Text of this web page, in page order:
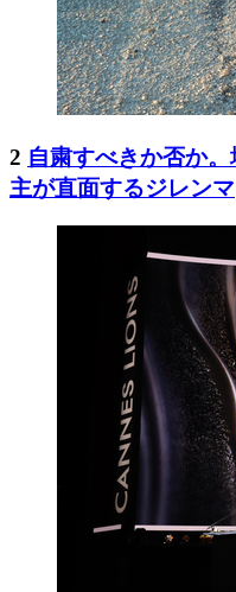
2 自粛すべきか否か
主が直面するジレンマ